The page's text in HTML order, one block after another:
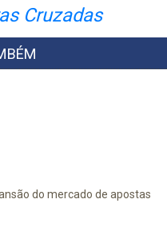
Cruzadas
do mercado de apostas